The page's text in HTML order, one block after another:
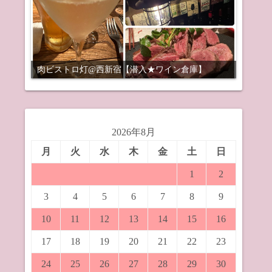
肉ビストロ灯@西新宿【潜入★ワイン倉庫】
2026年8月
月
火 水 木 金 土 日
1 2
3 4 5 6 7 8 9
10 11 12 13 14 15 16
17 18 19 20 21 22 23
24 25 26 27 28 29 30